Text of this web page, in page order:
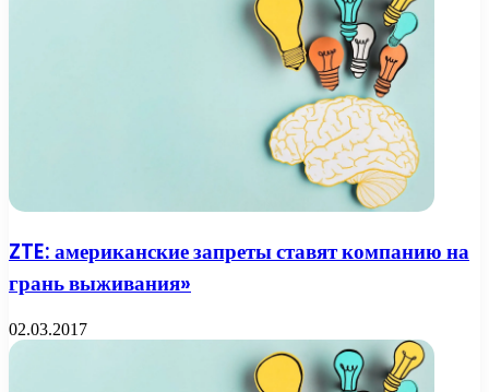
ZTE: американские запреты ставят компанию на
грань выживания»
02.03.2017